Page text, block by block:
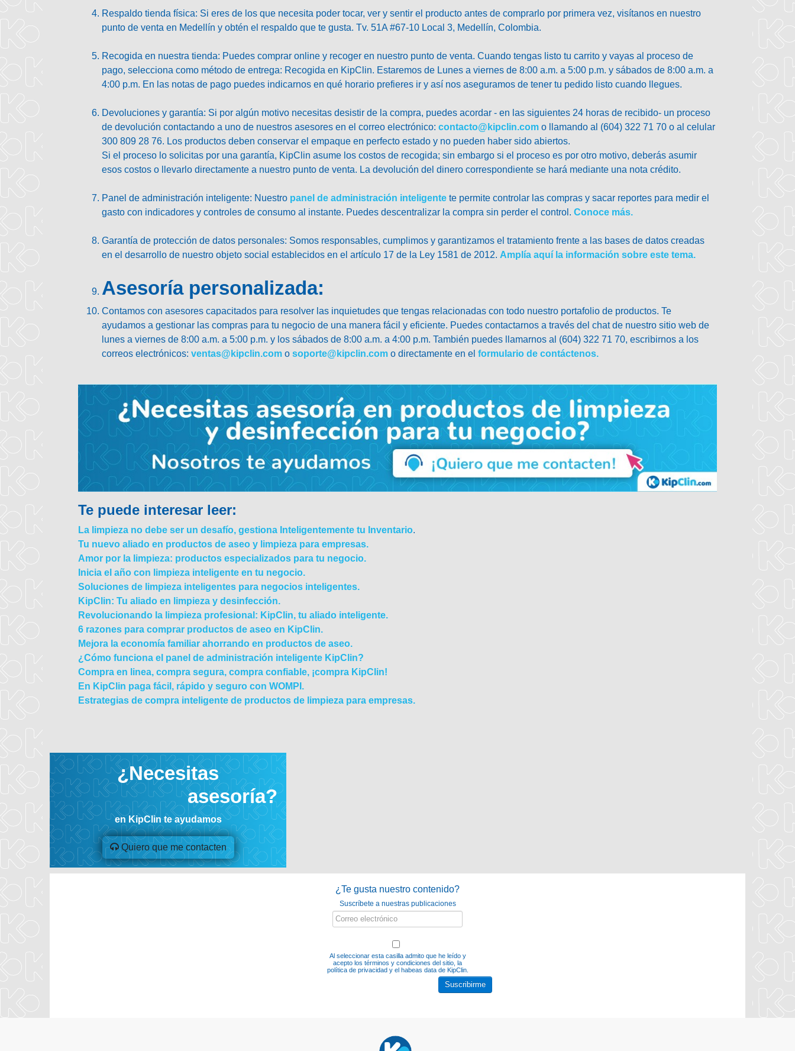
Respaldo tienda física: Si eres de los que necesita poder tocar, ver y sentir el producto antes de comprarlo por primera vez, visítanos en nuestro
punto de venta en Medellín y obtén el respaldo que te gusta. Tv. 51A #67-10 Local 3, Medellín, Colombia.
Recogida en nuestra tienda: Puedes comprar online y recoger en nuestro punto de venta. Cuando tengas listo tu carrito y vayas al proceso de
pago, selecciona como método de entrega: Recogida en KipClin. Estaremos de Lunes a viernes de 8:00 a.m. a 5:00 p.m. y sábados de 8:00 a.m. a
4:00 p.m. En las notas de pago puedes indicarnos en qué horario prefieres ir y así nos aseguramos de tener tu pedido listo cuando llegues.
Devoluciones y garantía: Si por algún motivo necesitas desistir de la compra, puedes acordar - en las siguientes 24 horas de recibido- un proceso
de devolución contactando a uno de nuestros asesores en el correo electrónico: contacto@kipclin.com o llamando al (604) 322 71 70 o al celular
300 809 28 76. Los productos deben conservar el empaque en perfecto estado y no pueden haber sido abiertos.
Si el proceso lo solicitas por una garantía, KipClin asume los costos de recogida; sin embargo si el proceso es por otro motivo, deberás asumir
esos costos o llevarlo directamente a nuestro punto de venta. La devolución del dinero correspondiente se hará mediante una nota crédito.
Panel de administración inteligente: Nuestro panel de administración inteligente te permite controlar las compras y sacar reportes para medir el
gasto con indicadores y controles de consumo al instante. Puedes descentralizar la compra sin perder el control. Conoce más.
Garantía de protección de datos personales: Somos responsables, cumplimos y garantizamos el tratamiento frente a las bases de datos creadas
en el desarrollo de nuestro objeto social establecidos en el artículo 17 de la Ley 1581 de 2012. Amplía aquí la información sobre este tema.
Asesoría personalizada:
Contamos con asesores capacitados para resolver las inquietudes que tengas relacionadas con todo nuestro portafolio de productos. Te
ayudamos a gestionar las compras para tu negocio de una manera fácil y eficiente. Puedes contactarnos a través del chat de nuestro sitio web de
lunes a viernes de 8:00 a.m. a 5:00 p.m. y los sábados de 8:00 a.m. a 4:00 p.m. También puedes llamarnos al (604) 322 71 70, escribirnos a los
correos electrónicos: ventas@kipclin.com o soporte@kipclin.com o directamente en el formulario de contáctenos.
Te puede interesar leer:
La limpieza no debe ser un desafío, gestiona Inteligentemente tu Inventario.
Tu nuevo aliado en productos de aseo y limpieza para empresas.
Amor por la limpieza: productos especializados para tu negocio.
Inicia el año con limpieza inteligente en tu negocio.
Soluciones de limpieza inteligentes para negocios inteligentes.
KipClin: Tu aliado en limpieza y desinfección.
Revolucionando la limpieza profesional: KipClin, tu aliado inteligente.
6 razones para comprar productos de aseo en KipClin.
Mejora la economía familiar ahorrando en productos de aseo.
¿Cómo funciona el panel de administración inteligente KipClin?
Compra en linea, compra segura, compra confiable, ¡compra KipClin!
En KipClin paga fácil, rápido y seguro con WOMPI.
Estrategias de compra inteligente de productos de limpieza para empresas.
¿Necesitas
asesoría?
en KipClin te ayudamos
Quiero que me contacten
¿Te gusta nuestro contenido?
Suscríbete a nuestras publicaciones
Al seleccionar esta casilla admito que he leído y
acepto los términos y condiciones del sitio, la
política de privacidad y el habeas data de KipClin.
Suscribirme